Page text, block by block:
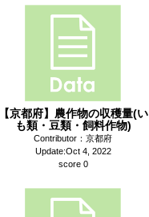
【京都府】農作物の収穫量(い
も類・豆類・飼料作物)
Contributor：京都府
Update:Oct 4, 2022
score 0